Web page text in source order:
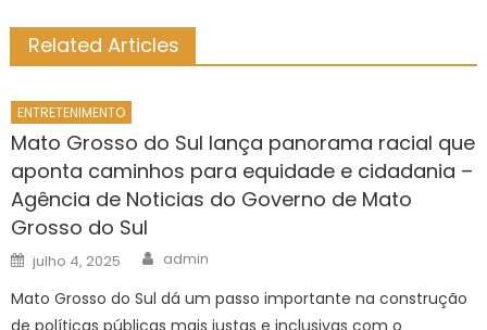
Related Articles
ENTRETENIMENTO
Mato Grosso do Sul lança panorama racial que
aponta caminhos para equidade e cidadania –
Agência de Noticias do Governo de Mato
Grosso do Sul
Posted
on
julho 4, 2025 Author
admin
Mato Grosso do Sul dá um passo importante na construção
de políticas públicas mais justas e inclusivas com o